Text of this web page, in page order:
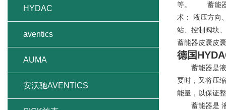
等。 蓄能器
术： 液压方向
站、控制阀块
蓄能器皮囊皮
德国
蓄能器是液
要时，又将压
能量，以保证
蓄能器是 液
HYDAC
aventics
AUMA
安沃驰AVENTICS